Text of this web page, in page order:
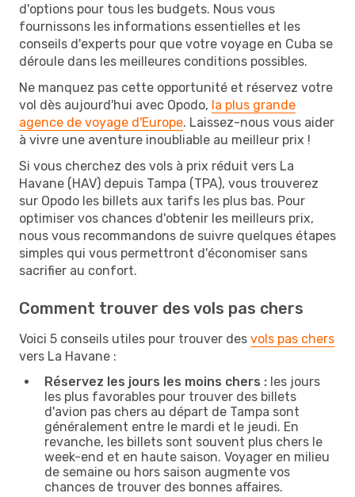
d'options pour tous les budgets. Nous vous
fournissons les informations essentielles et les
conseils d'experts pour que votre voyage en Cuba se
déroule dans les meilleures conditions possibles.
Ne manquez pas cette opportunité et réservez votre
vol dès aujourd'hui avec Opodo, la plus grande
agence de voyage d'Europe. Laissez-nous vous aider
à vivre une aventure inoubliable au meilleur prix !
Si vous cherchez des vols à prix réduit vers La
Havane (HAV) depuis Tampa (TPA), vous trouverez
sur Opodo les billets aux tarifs les plus bas. Pour
optimiser vos chances d'obtenir les meilleurs prix,
nous vous recommandons de suivre quelques étapes
simples qui vous permettront d'économiser sans
sacrifier au confort.
Comment trouver des vols pas chers
Voici 5 conseils utiles pour trouver des vols pas chers
vers La Havane :
Réservez les jours les moins chers : les jours
les plus favorables pour trouver des billets
d'avion pas chers au départ de Tampa sont
généralement entre le mardi et le jeudi. En
revanche, les billets sont souvent plus chers le
week-end et en haute saison. Voyager en milieu
de semaine ou hors saison augmente vos
chances de trouver des bonnes affaires.